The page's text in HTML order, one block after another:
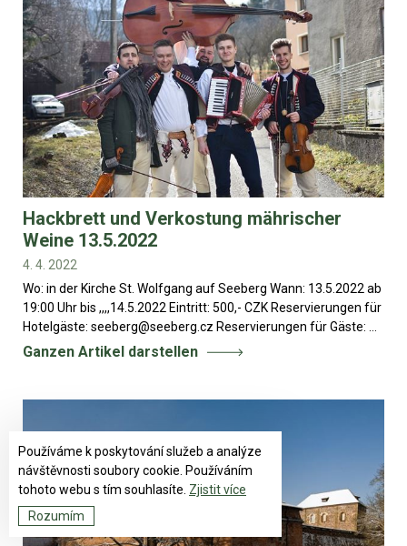
Hackbrett und Verkostung mährischer
Weine 13.5.2022
4. 4. 2022
Wo: in der Kirche St. Wolfgang auf Seeberg Wann: 13.5.2022 ab
19:00 Uhr bis ,,,,14.5.2022 Eintritt: 500,- CZK Reservierungen für
Hotelgäste: seeberg@seeberg.cz Reservierungen für Gäste: ...
Ganzen Artikel darstellen
Používáme k poskytování služeb a analýze
návštěvnosti soubory cookie. Používáním
tohoto webu s tím souhlasíte. Zjistit více
Rozumím